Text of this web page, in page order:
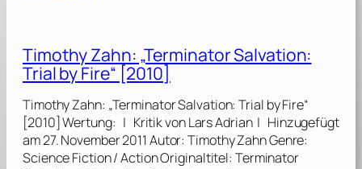
g
C
x
:
„
Timothy Zahn: „Terminator Salvation:
Trial by Fire“ [2010]
Timothy Zahn: „Terminator Salvation: Trial by Fire“
[2010] Wertung: | Kritik von Lars Adrian | Hinzugefügt
am 27. November 2011 Autor: Timothy Zahn Genre:
Science Fiction / Action Originaltitel: Terminator